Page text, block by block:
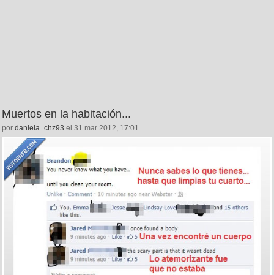
Muertos en la habitación...
por daniela_chz93 el 31 mar 2012, 17:01